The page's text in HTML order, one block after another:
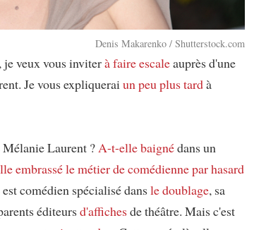
Denis Makarenko / Shutterstock.com
je veux vous inviterà faire escaleauprès d'une
Je vous expliqueraiun peu plus tardà
Laurent ?A-t-elle baignédans un
embrasséle métier de comédiennepar hasard
comédien spécialisé dansle doublage, sa
éditeursd'affichesde théâtre. Mais c'est